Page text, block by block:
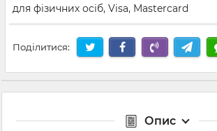
для фізичних осіб, Visa, Mastercard
Поділитися:
Опис